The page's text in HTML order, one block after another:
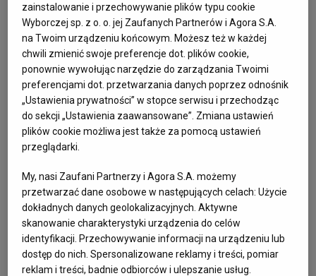
Naszą mamę, Marię, poznał też w Szczecinie, założyli
rodzinę, pojawiła się moja siostra Basia a 3 lata później
również ja. Parę lat później zdecydowali się na „przygodę” z
ogrodnictwem.
Tata był bardzo praktycznym człowiekiem i właściwie z
niczego potrafił stworzyć prężnie działający dom i
ogrodnictwo.
warzywami, ich zieloną oazą na skraju Szczecina.
Wszyscy co znali naszego Tatę na pewno wiedzą i
pamiętają, że pszczoły i pszczelarstwo były od wielu lat jego
pasją.
zainstalowanie i przechowywanie plików typu cookie
Wyborczej sp. z o. o. jej Zaufanych Partnerów i Agora S.A.
na Twoim urządzeniu końcowym. Możesz też w każdej
chwili zmienić swoje preferencje dot. plików cookie,
ponownie wywołując narzędzie do zarządzania Twoimi
preferencjami dot. przetwarzania danych poprzez odnośnik
„Ustawienia prywatności” w stopce serwisu i przechodząc
do sekcji „Ustawienia zaawansowane”. Zmiana ustawień
plików cookie możliwa jest także za pomocą ustawień
przeglądarki.
My, nasi Zaufani Partnerzy i Agora S.A. możemy
przetwarzać dane osobowe w następujących celach:Użycie
dokładnych danych geolokalizacyjnych. Aktywne
skanowanie charakterystyki urządzenia do celów
identyfikacji. Przechowywanie informacji na urządzeniu lub
dostęp do nich. Spersonalizowane reklamy i treści, pomiar
reklam i treści, badnie odbiorców i ulepszanie usług.